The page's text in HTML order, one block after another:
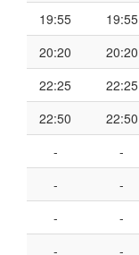
19:55
19:55
20:20
20:20
22:25
22:25
22:50
22:50
-
-
-
-
-
-
-
-